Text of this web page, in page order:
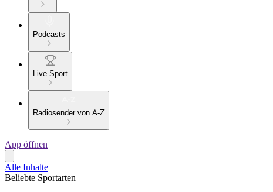
Podcasts
Live Sport
Radiosender von A-Z
App öffnen
Alle Inhalte
Beliebte Sportarten